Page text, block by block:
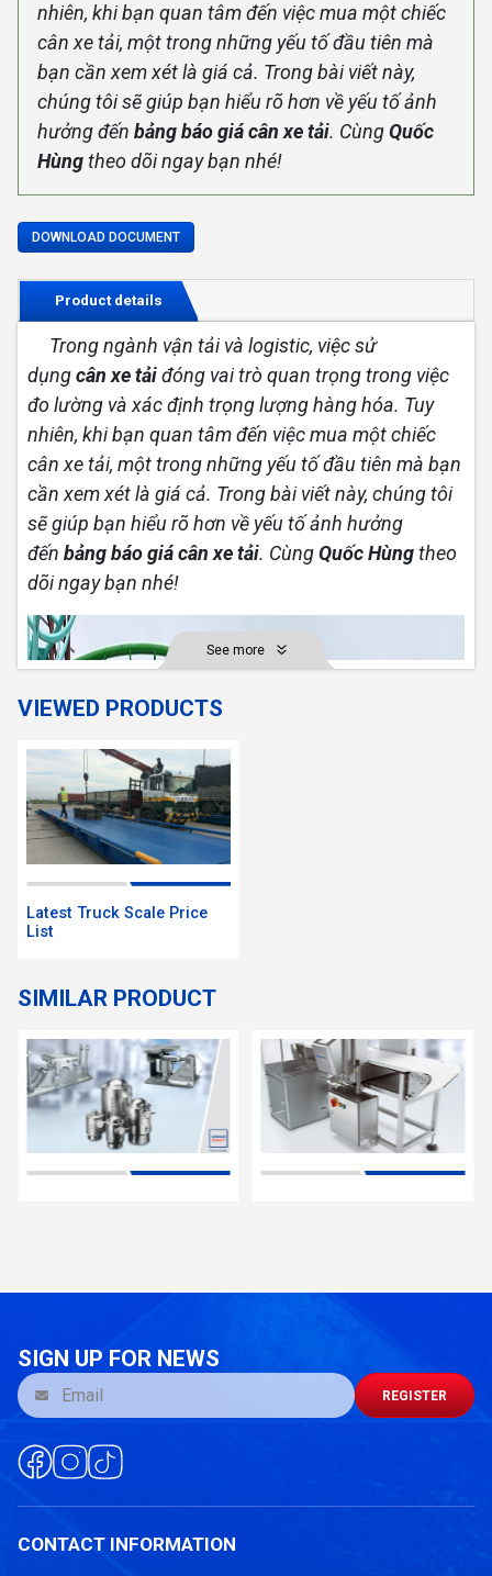
nhiên, khi bạn quan tâm đến việc mua một chiếc
cân xe tải, một trong những yếu tố đầu tiên mà
bạn cần xem xét là giá cả. Trong bài viết này,
chúng tôi sẽ giúp bạn hiểu rõ hơn về yếu tố ảnh
hưởng đếnbảng báo giá cân xe tải. CùngQuốc
Hùngtheo dõi ngay bạn nhé!
DOWNLOAD DOCUMENT
Product details
Trong ngành vận tải và logistic, việc sử
dụngcân xe tảiđóng vai trò quan trọng trong việc
đo lường và xác định trọng lượng hàng hóa. Tuy
nhiên, khi bạn quan tâm đến việc mua một chiếc
cân xe tải, một trong những yếu tố đầu tiên mà bạn
cần xem xét là giá cả. Trong bài viết này, chúng tôi
sẽ giúp bạn hiểu rõ hơn về yếu tố ảnh hưởng
đến bảng báo giá cân xe tải. CùngQuốc Hùngtheo
dõi ngay bạn nhé!
mục gì?
See more
VIEWED PRODUCTS
Latest Truck Scale Price
List
SIMILAR PRODUCT
SIGN UP FOR NEWS
REGISTER
CONTACT INFORMATION